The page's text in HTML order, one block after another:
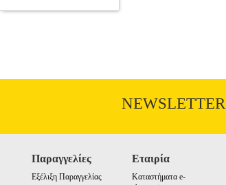
NEWSLETTER
Παραγγελίες
Εξέλιξη Παραγγελίας
Εταιρία
Καταστήματα e-